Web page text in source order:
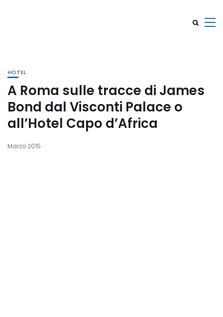
HOTEL
A Roma sulle tracce di James
Bond dal Visconti Palace o
all’Hotel Capo d’Africa
Marzo 2015